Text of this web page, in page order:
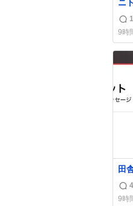
ニ
返
信
数
9時
田
界
返
信
9時